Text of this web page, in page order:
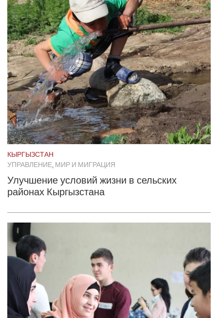
КЫРГЫЗСТАН
УПРАВЛЕНИЕ, МИР И МИГРАЦИЯ
Улучшение условий жизни в сельских
районах Кыргызстана